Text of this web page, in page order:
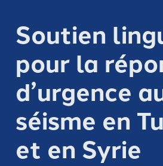
Soutien
pour la
d’urgence
séisme en
et en Syrie